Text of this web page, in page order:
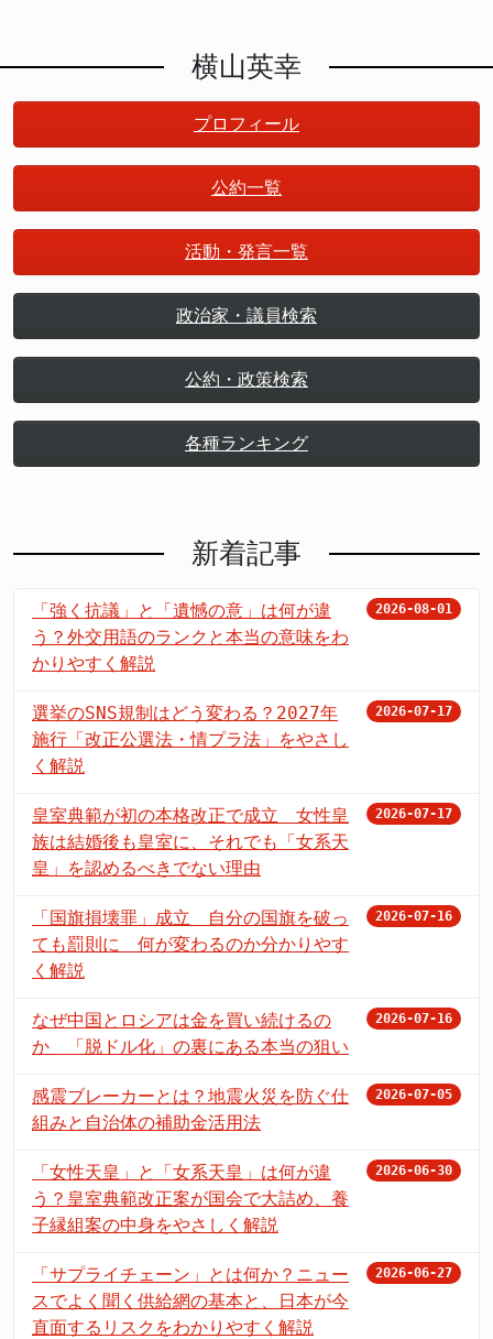
横山英幸
プロフィール
公約一覧
活動・発言一覧
政治家・議員検索
公約・政策検索
各種ランキング
新着記事
「強く抗議」と「遺憾の意」は何が違
う？外交用語のランクと本当の意味をわ
かりやすく解説
2026-08-01
選挙のSNS規制はどう変わる？2027年
施行「改正公選法・情プラ法」をやさし
く解説
2026-07-17
皇室典範が初の本格改正で成立 女性皇
族は結婚後も皇室に、それでも「女系天
皇」を認めるべきでない理由
2026-07-17
「国旗損壊罪」成立 自分の国旗を破っ
ても罰則に 何が変わるのか分かりやす
く解説
2026-07-16
なぜ中国とロシアは金を買い続けるの
か 「脱ドル化」の裏にある本当の狙い
2026-07-16
感震ブレーカーとは？地震火災を防ぐ仕
組みと自治体の補助金活用法
2026-07-05
「女性天皇」と「女系天皇」は何が違
う？皇室典範改正案が国会で大詰め、養
子縁組案の中身をやさしく解説
2026-06-30
「サプライチェーン」とは何か？ニュー
スでよく聞く供給網の基本と、日本が今
直面するリスクをわかりやすく解説
2026-06-27